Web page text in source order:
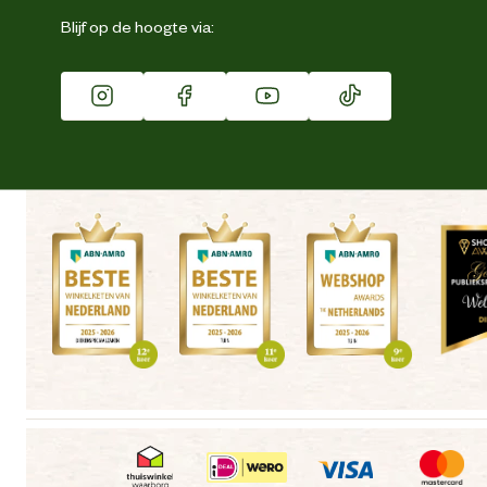
Franchise
Vacatures
Winkels
Blijf op de hoogte via: